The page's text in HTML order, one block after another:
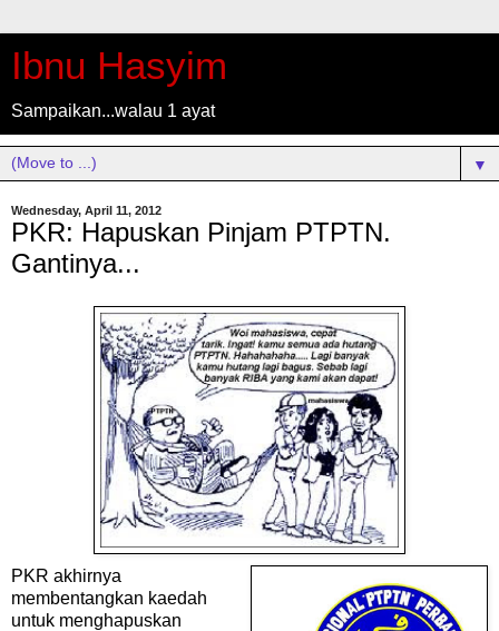
Ibnu Hasyim
Sampaikan...walau 1 ayat
▼
Wednesday, April 11, 2012
PKR: Hapuskan Pinjam PTPTN.
Gantinya...
PKR akhirnya
membentangkan kaedah
untuk menghapuskan